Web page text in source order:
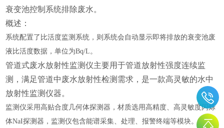
衰变池控制系统排除废水。
概述：
系统配置了比活度监测系统，则系统会自动显示即将排放的衰变池废
液比活度数据，单位为Bq/L。
管道式废水放射性监测仪主要用于管道放射性强度连续监
测，满足管道中废水放射性检测需求，是一款高灵敏的水中
放射性监测仪器。
监测仪采用高贴合度几何体探测器，材质选用高精度、高灵敏度闪烁
体NaI探测器，监测仪包含能谱采集、处理、报警终端等模块。